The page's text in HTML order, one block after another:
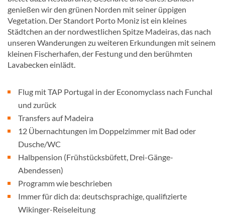
genießen wir den grünen Norden mit seiner üppigen
Vegetation. Der Standort Porto Moniz ist ein kleines
Städtchen an der nordwestlichen Spitze Madeiras, das nach
unseren Wanderungen zu weiteren Erkundungen mit seinem
kleinen Fischerhafen, der Festung und den berühmten
Lavabecken einlädt.
Flug mit TAP Portugal in der Economyclass nach Funchal
und zurück
Transfers auf Madeira
12 Übernachtungen im Doppelzimmer mit Bad oder
Dusche/WC
Halbpension (Frühstücksbüfett, Drei-Gänge-
Abendessen)
Programm wie beschrieben
Immer für dich da: deutschsprachige, qualifizierte
Wikinger-Reiseleitung